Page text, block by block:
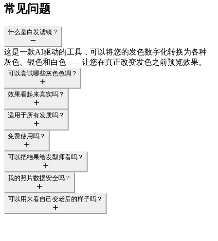
常见问题
什么是白发滤镜？
这是一款AI驱动的工具，可以将您的发色数字化转换为各种
灰色、银色和白色——让您在真正改变发色之前预览效果。
可以尝试哪些灰色色调？
效果看起来真实吗？
适用于所有发质吗？
免费使用吗？
可以把结果给发型师看吗？
我的照片数据安全吗？
可以用来看自己变老后的样子吗？